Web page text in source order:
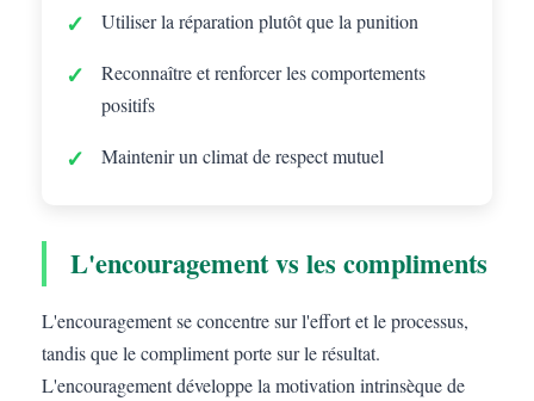
Utiliser la réparation plutôt que la punition
Reconnaître et renforcer les comportements
positifs
Maintenir un climat de respect mutuel
L'encouragement vs les compliments
L'encouragement se concentre sur l'effort et le processus,
tandis que le compliment porte sur le résultat.
L'encouragement développe la motivation intrinsèque de